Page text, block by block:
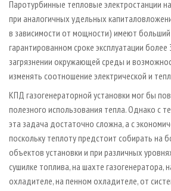
Паротурбинные тепловые электростанции
при аналогичных удельных
в зависимости от мощности) имеют
гарантированном сроке эксплуатации
загрязнении окружающей среды и
изменять соотношение электрической и
КПД газогенераторной установки мог бы
полезного использования тепла. Однако с
эта задача достаточно сложна, а с
поскольку теплоту предстоит собирать на
объектов установки и при различных
сушилке топлива, на шахте газогенератора,
охладителе, на пенном охладителе, от